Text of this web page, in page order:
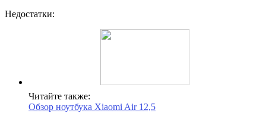
Недостатки:
Читайте также:
Обзор ноутбука Xiaomi Air 12,5